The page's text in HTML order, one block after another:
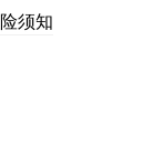
须知